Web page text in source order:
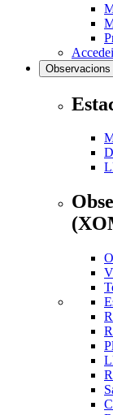
Observacions